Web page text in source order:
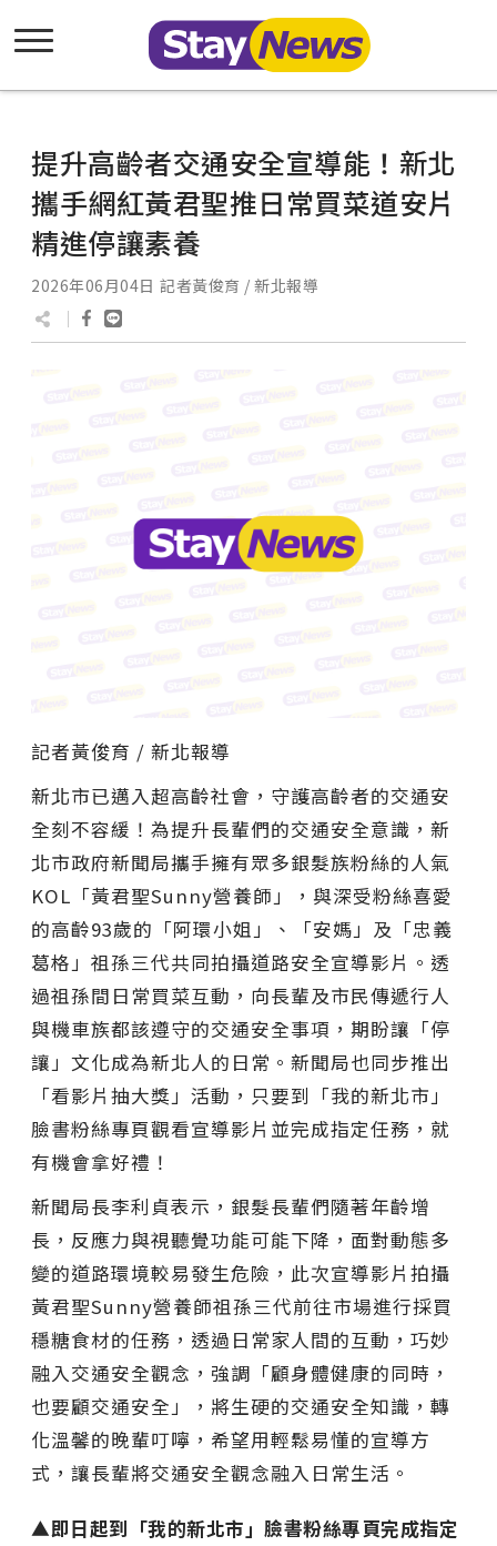
提升高齡者交通安全宣導能！新北
攜手網紅黃君聖推日常買菜道安片
精進停讓素養
2026年06月04日 記者黃俊育 / 新北報導
記者黃俊育 / 新北報導
新北市已邁入超高齡社會，守護高齡者的交通安
全刻不容緩！為提升長輩們的交通安全意識，新
北市政府新聞局攜手擁有眾多銀髮族粉絲的人氣
KOL「黃君聖Sunny營養師」，與深受粉絲喜愛
的高齡93歲的「阿環小姐」、「安媽」及「忠義
葛格」祖孫三代共同拍攝道路安全宣導影片。透
過祖孫間日常買菜互動，向長輩及市民傳遞行人
與機車族都該遵守的交通安全事項，期盼讓「停
讓」文化成為新北人的日常。新聞局也同步推出
「看影片抽大獎」活動，只要到「我的新北市」
臉書粉絲專頁觀看宣導影片並完成指定任務，就
有機會拿好禮！
新聞局長李利貞表示，銀髮長輩們隨著年齡增
長，反應力與視聽覺功能可能下降，面對動態多
變的道路環境較易發生危險，此次宣導影片拍攝
黃君聖Sunny營養師祖孫三代前往市場進行採買
穩糖食材的任務，透過日常家人間的互動，巧妙
融入交通安全觀念，強調「顧身體健康的同時，
也要顧交通安全」，將生硬的交通安全知識，轉
化溫馨的晚輩叮嚀，希望用輕鬆易懂的宣導方
式，讓長輩將交通安全觀念融入日常生活。
▲即日起到「我的新北市」臉書粉絲專頁完成指定